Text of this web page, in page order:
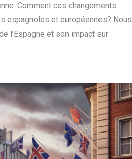
Comment ces changements
espagnoles et européennes? Nous
l’Espagne et son impact sur